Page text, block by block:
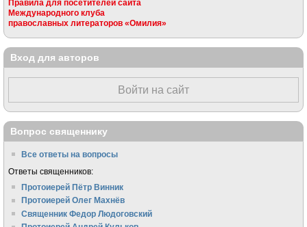
Правила для посетителей сайта
Международного клуба
православных литераторов «Омилия»
Вход для авторов
Войти на сайт
Вопрос священнику
Все ответы на вопросы
Ответы священников:
Протоиерей Пётр Винник
Протоиерей Олег Махнёв
Священник Федор Людоговский